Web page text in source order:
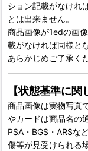
ション記載がなけれ
とは出来ません。
商品画像が1edの画
載がなければ同様と
あらかじめご了承く
【状態基準に関
商品画像は実物写真
やカードは商品名の
PSA・BGS・ARSな
傷等が見受けられる